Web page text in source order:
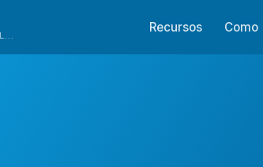
Recursos Como